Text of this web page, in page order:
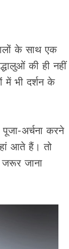
के साथ एक
की ही नहीं
में भी दर्शन के
अर्चना करने
आते हैं। तो
जाना